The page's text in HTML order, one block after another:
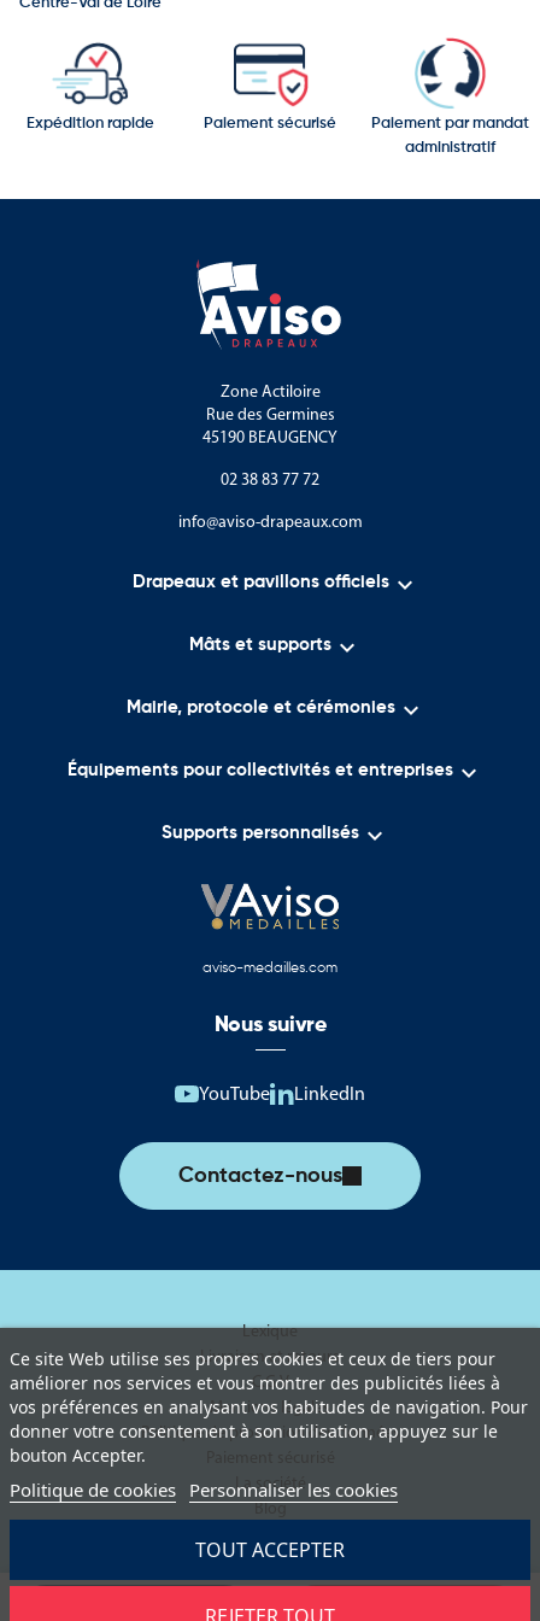
Fabrication personnalisée selon vos contraintes techniques et
esthétiques
Centre-Val de Loire
Expédition rapide Paiement sécurisé
Paiement par mandat
administratif
Zone Actiloire
Rue des Germines
45190 BEAUGENCY
02 38 83 77 72
info@aviso-drapeaux.com
Drapeaux et pavillons officiels 
Mâts et supports 
Mairie, protocole et cérémonies 
Équipements pour collectivités et entreprises 
Supports personnalisés 
Ce site Web utilise ses propres cookies et ceux de tiers pour
améliorer nos services et vous montrer des publicités liées à
vos préférences en analysant vos habitudes de navigation. Pour
donner votre consentement à son utilisation, appuyez sur le
bouton Accepter.
Politique de cookies Personnaliser les cookies
TOUT ACCEPTER
aviso-medailles.com
Nous suivre
YouTube LinkedIn
Contactez-nous
Lexique
Livraison et retours
C.G.V
Mentions légales
Politique de protection des données
La société
Blog